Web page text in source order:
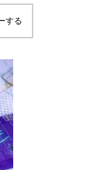
する